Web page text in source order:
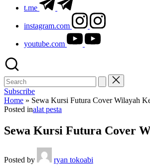
t.me
instagram.com
youtube.com
Subscribe
Home » Sewa Kursi Futura Cover Wilayah
Posted inalat pesta
Sewa Kursi Futura Cover
Posted by ryan tokoabi